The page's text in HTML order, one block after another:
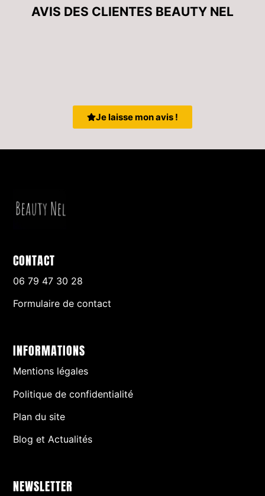
AVIS DES CLIENTES BEAUTY NEL
Je laisse mon avis !
CONTACT
06 79 47 30 28
Formulaire de contact
INFORMATIONS
Mentions légales
Politique de confidentialité
Plan du site
Blog et Actualités
NEWSLETTER